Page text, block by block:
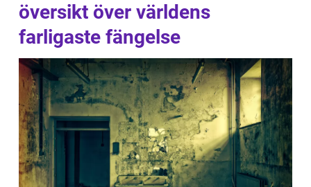
översikt över världens
farligaste fängelse